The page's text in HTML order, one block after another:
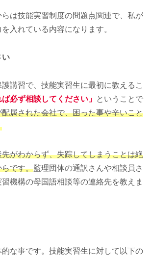
は技能実習制度の問題点関連で、私が
入れている内容になります。
い
講習で、技能実習生に最初に教えるこ
ば必ず相談してください」 ということで
属された会社で、困った事や辛いこと
がわからず、失踪してしまうことは絶
らです。監理団体の通訳さんや相談員さ
機構の母国語相談等の連絡先を教えま
な事です。技能実習生に対して以下の